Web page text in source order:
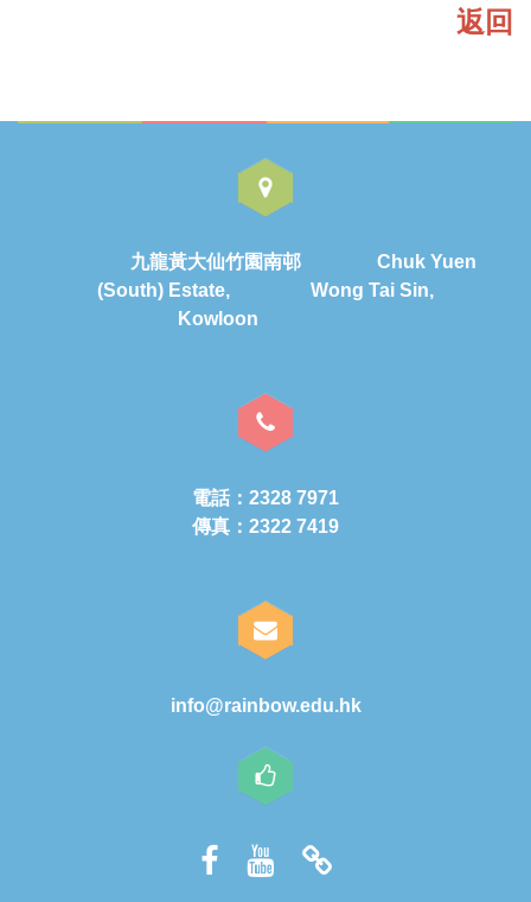
返回
九龍黃大仙竹園南邨 Chuk Yuen
(South) Estate, Wong Tai Sin,
Kowloon
電話：2328 7971
傳真：2322 7419
info@rainbow.edu.hk